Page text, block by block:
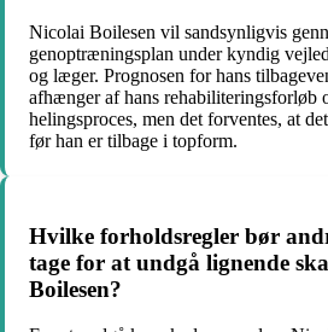
Nicolai Boilesen vil sandsynligvis
genoptræningsplan under kyndig
og læger. Prognosen for hans
afhænger af hans rehabiliteringsforløb
helingsproces, men det forventes, at
før han er tilbage i topform.
Hvilke forholdsregler bør
tage for at undgå lignende
Boilesen?